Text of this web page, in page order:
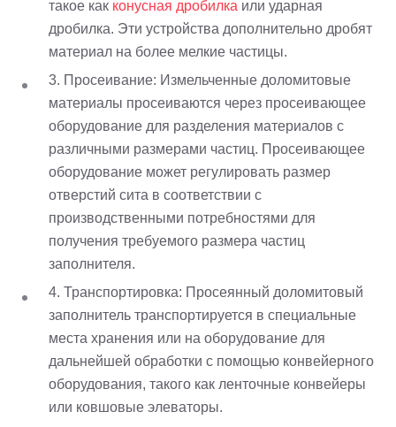
такое как конусная дробилка или ударная
дробилка. Эти устройства дополнительно дробят
материал на более мелкие частицы.
3. Просеивание: Измельченные доломитовые
материалы просеиваются через просеивающее
оборудование для разделения материалов с
различными размерами частиц. Просеивающее
оборудование может регулировать размер
отверстий сита в соответствии с
производственными потребностями для
получения требуемого размера частиц
заполнителя.
4. Транспортировка: Просеянный доломитовый
заполнитель транспортируется в специальные
места хранения или на оборудование для
дальнейшей обработки с помощью конвейерного
оборудования, такого как ленточные конвейеры
или ковшовые элеваторы.